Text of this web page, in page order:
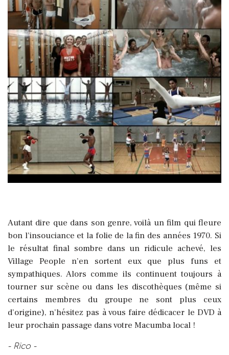
Autant dire que dans son genre, voilà un film qui fleure
bon l’insouciance et la folie de la fin des années 1970. Si
le résultat final sombre dans un ridicule achevé, les
Village People n’en sortent eux que plus funs et
sympathiques. Alors comme ils continuent toujours à
tourner sur scène ou dans les discothèques (même si
certains membres du groupe ne sont plus ceux
d’origine), n’hésitez pas à vous faire dédicacer le DVD à
leur prochain passage dans votre Macumba local !
- Rico -